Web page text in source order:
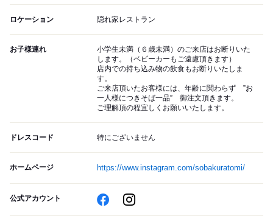
ロケーション 隠れ家レストラン
お子様連れ
小学生未満（６歳未満）のご来店はお断りいた
します。（ベビーカーもご遠慮頂きます）
店内での持ち込み物の飲食もお断りいたしま
す。
ご来店頂いたお客様には、年齢に関わらず ”お
一人様につきそば一品” 御注文頂きます。
ご理解頂の程宜しくお願いいたします。
ドレスコード 特にございません
ホームページ https://www.instagram.com/sobakuratomi/
公式アカウント